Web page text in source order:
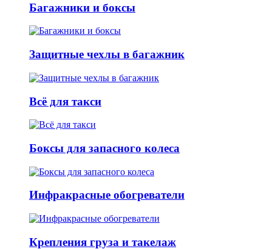
Багажники и боксы
Защитные чехлы в багажник
Всё для такси
Боксы для запасного колеса
Инфракрасные обогреватели
Крепления груза и такелаж